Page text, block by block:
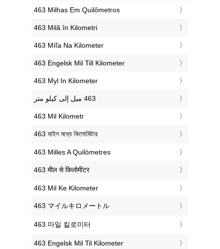
‎463 Milhas Em Quilômetros
‎463 Milă în Kilometri
‎463 Míľa Na Kilometer
‎463 Engelsk Mil Till Kilometer
‎463 Myl In Kilometer
‎463 Mil Kilometr
‎463 মাইল মধ্যে কিলোমিটার
‎463 Milles A Quilòmetres
‎463 मील से किलोमीटर
‎463 Mil Ke Kilometer
‎463 マイルキロメートル
‎463 마일 킬로미터
‎463 Engelsk Mil Til Kilometer